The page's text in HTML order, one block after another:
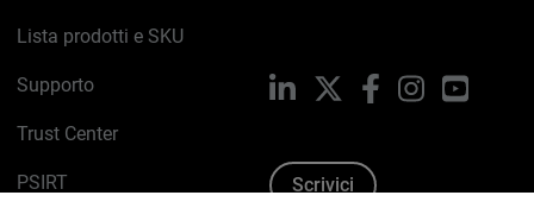
Lista prodotti e SKU
Supporto
Trust Center
PSIRT
LinkedIn FacebookInstagram
Scrivici